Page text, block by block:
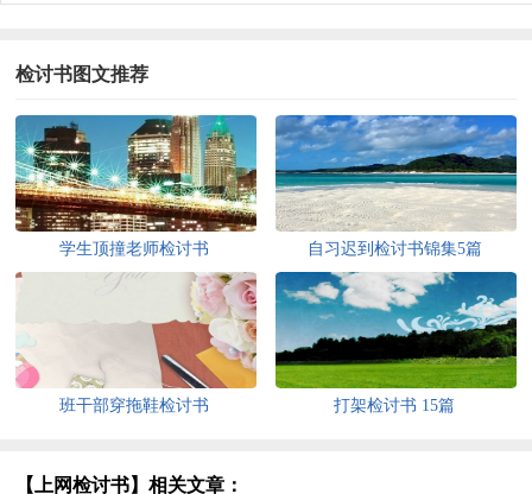
检讨书图文推荐
学生顶撞老师检讨书 自习迟到检讨书锦集5篇
班干部穿拖鞋检讨书 打架检讨书 15篇
【上网检讨书】相关文章：